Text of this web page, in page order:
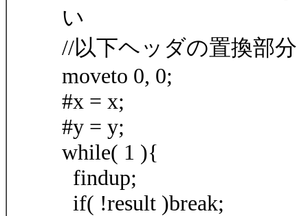
い
//以下ヘッダの置換部分
moveto 0, 0;
#x = x;
#y = y;
while( 1 ){
findup;
if( !result )break;